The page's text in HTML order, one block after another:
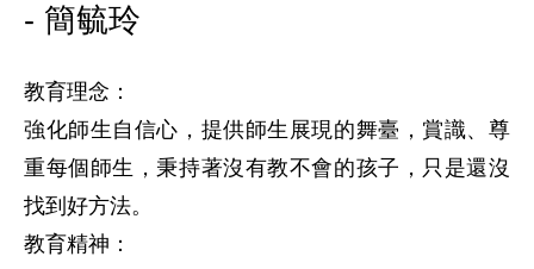
- 簡毓玲
教育理念：
強化師生自信心，提供師生展現的舞臺，賞識、尊
重每個師生，秉持著沒有教不會的孩子，只是還沒
找到好方法。
教育精神：